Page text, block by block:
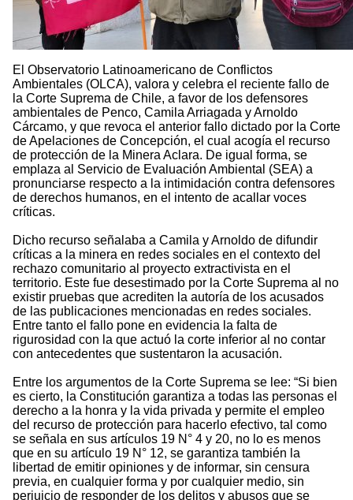
El Observatorio Latinoamericano de Conflictos
Ambientales (OLCA), valora y celebra el reciente fallo de
la Corte Suprema de Chile, a favor de los defensores
ambientales de Penco, Camila Arriagada y Arnoldo
Cárcamo, y que revoca el anterior fallo dictado por la Corte
de Apelaciones de Concepción, el cual acogía el recurso
de protección de la Minera Aclara. De igual forma, se
emplaza al Servicio de Evaluación Ambiental (SEA) a
pronunciarse respecto a la intimidación contra defensores
de derechos humanos, en el intento de acallar voces
críticas.
Dicho recurso señalaba a Camila y Arnoldo de difundir
críticas a la minera en redes sociales en el contexto del
rechazo comunitario al proyecto extractivista en el
territorio. Este fue desestimado por la Corte Suprema al no
existir pruebas que acrediten la autoría de los acusados
de las publicaciones mencionadas en redes sociales.
Entre tanto el fallo pone en evidencia la falta de
rigurosidad con la que actuó la corte inferior al no contar
con antecedentes que sustentaron la acusación.
Entre los argumentos de la Corte Suprema se lee: “Si bien
es cierto, la Constitución garantiza a todas las personas el
derecho a la honra y la vida privada y permite el empleo
del recurso de protección para hacerlo efectivo, tal como
se señala en sus artículos 19 N° 4 y 20, no lo es menos
que en su artículo 19 N° 12, se garantiza también la
libertad de emitir opiniones y de informar, sin censura
previa, en cualquier forma y por cualquier medio, sin
perjuicio de responder de los delitos y abusos que se